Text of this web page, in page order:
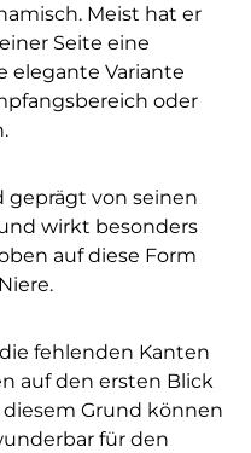
Meist hat er
Seite eine
elegante Variante
oder
geprägt von seinen
wirkt besonders
auf diese Form
fehlenden Kanten
auf den ersten Blick
Grund können
für den